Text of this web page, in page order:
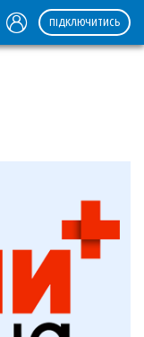
ПІДКЛЮЧИТИСЬ